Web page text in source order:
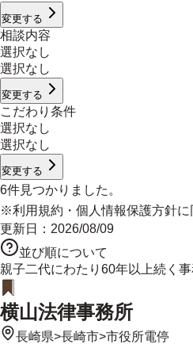
変更する
相談内容
選択なし
選択なし
変更する
こだわり条件
選択なし
選択なし
変更する
6件見つかりました。
※利用規約 ・ 個人情報保護方針に
更新日： 2026/08/09
並び順について
親子二代にわたり60年以上続く
横山法律事務所
長崎県>長崎市>市役所電停